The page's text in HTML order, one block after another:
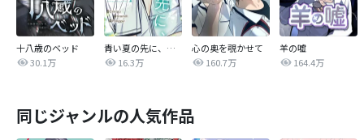
十八歳のベッド
30.1万
青い夏の先に、【完全版】
16.3万
心の奥を覗かせて
160.7万
羊の嘘
164.4万
同じジャンルの人気作品